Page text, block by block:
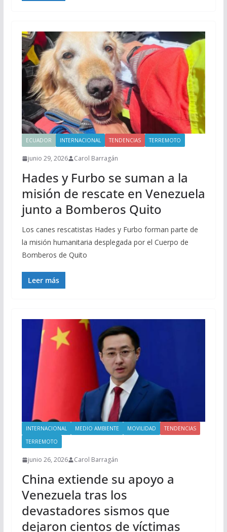
ECUADOR INTERNACIONAL TENDENCIAS TERREMOTO
junio 29, 2026 Carol Barragán
Hades y Furbo se suman a la
misión de rescate en Venezuela
junto a Bomberos Quito
Los canes rescatistas Hades y Furbo forman parte de
la misión humanitaria desplegada por el Cuerpo de
Bomberos de Quito
Leer más
INTERNACIONAL MEDIO AMBIENTE MOVILIDAD
TENDENCIAS
TERREMOTO
junio 26, 2026 Carol Barragán
China extiende su apoyo a
Venezuela tras los
devastadores sismos que
dejaron cientos de víctimas